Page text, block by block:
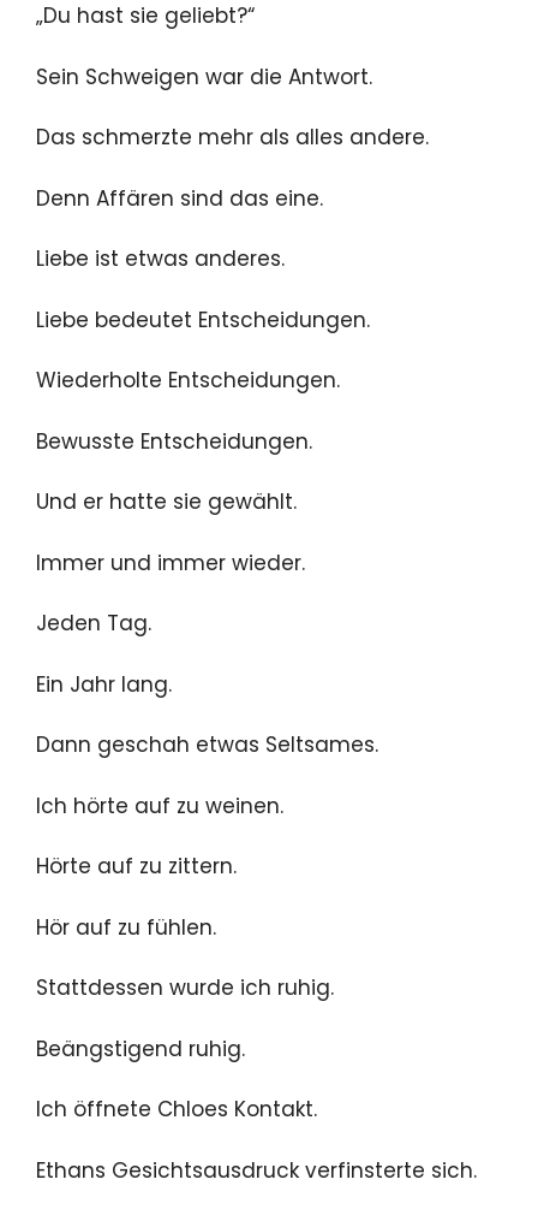
„Du hast sie geliebt?“
Sein Schweigen war die Antwort.
Das schmerzte mehr als alles andere.
Denn Affären sind das eine.
Liebe ist etwas anderes.
Liebe bedeutet Entscheidungen.
Wiederholte Entscheidungen.
Bewusste Entscheidungen.
Und er hatte sie gewählt.
Immer und immer wieder.
Jeden Tag.
Ein Jahr lang.
Dann geschah etwas Seltsames.
Ich hörte auf zu weinen.
Hörte auf zu zittern.
Hör auf zu fühlen.
Stattdessen wurde ich ruhig.
Beängstigend ruhig.
Ich öffnete Chloes Kontakt.
Ethans Gesichtsausdruck verfinsterte sich.